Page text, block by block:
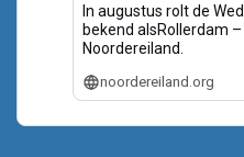
In augustus rolt de
bekend alsRollerdam
Noordereiland.
noordereiland.org